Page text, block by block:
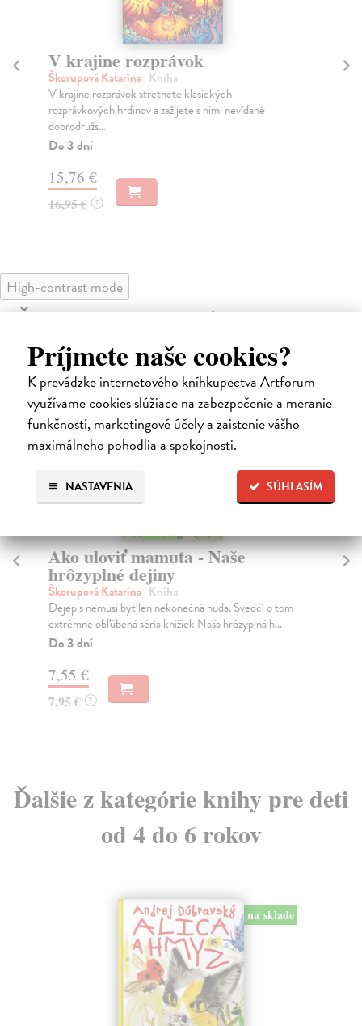
Príjmete naše cookies?
K prevádzke internetového kníhkupectva Artforum
využívame cookies slúžiace na zabezpečenie a meranie
funkčnosti, marketingové účely a zaistenie vášho
maximálneho pohodlia a spokojnosti.
SÚHLASÍM
NASTAVENIA
V krajine rozprávok
Škorupová Katarína| Kniha
V krajine rozprávok stretnete klasických
rozprávkových hrdinov a zažijete s nimi nevídané
dobrodružs...
Do 3 dní
15,76 €
16,95 € ?
High-contrast mode
Čitatelia s podobným vkusom si
kúpili aj:
Ako uloviť mamuta - Naše
hrôzyplné dejiny
Škorupová Katarína| Kniha
Dejepis nemusí byť len nekonečná nuda. Svedčí o tom
extrémne obľúbená séria knižiek Naša hrôzyplná h...
Do 3 dní
7,55 €
7,95 € ?
Ďalšie z kategórie knihy pre deti
od 4 do 6 rokov
na sklade